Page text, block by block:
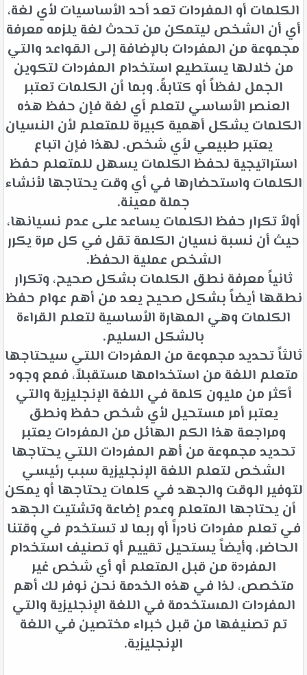
الكلمات أو المفردات تعد أحد الأساسيات لأي لغة،
أي أن الشخص ليتمكن من تحدث لغة يلزمه معرفة
مجموعة من المفردات بالإضافة إلى القواعد والتي
من خلالها يستطيع استخدام المفردات لتكوين
الجمل لفظاً أو كتابةً. وبما أن الكلمات تعتبر
العنصر الأساسي لتعلم أي لغة فإن حفظ هذه
الكلمات يشكل أهمية كبيرة للمتعلم لأن النسيان
يعتبر طبيعي لأي شخص. لهذا فإن اتباع
استراتيجية لحفظ الكلمات يسهل للمتعلم حفظ
الكلمات واستحضارها في أي وقت يحتاجها لأنشاء
جملة معينة.
أولاً تكرار حفظ الكلمات يساعد على عدم نسيانها،
حيث أن نسبة نسيان الكلمة تقل في كل مرة يكرر
الشخص عملية الحفظ.
ثانياً معرفة نطق الكلمات بشكل صحيح، وتكرار
نطقها أيضاً بشكل صحيح يعد من أهم عوام حفظ
الكلمات وهي المهارة الأساسية لتعلم القراءة
بالشكل السليم.
ثالثاً تحديد مجموعة من المفردات اللتي سيحتاجها
متعلم اللغة من استخدامها مستقبلاً، فمع وجود
أكثر من مليون كلمة في اللغة الإنجليزية والتي
يعتبر أمر مستحيل لأي شخص حفظ ونطق
ومراجعة هذا الكم الهائل من المفردات يعتبر
تحديد مجموعة من أهم المفردات اللتي يحتاجها
الشخص لتعلم اللغة الإنجليزية سبب رئيسي
لتوفير الوقت والجهد في كلمات يحتاجها أو يمكن
أن يحتاجها المتعلم وعدم إضاعة وتشتيت الجهد
في تعلم مفردات نادراً أو ربما لا تستخدم في وقتنا
الحاضر، وأيضاً يستحيل تقييم أو تصنيف استخدام
المفردة من قبل المتعلم أو أي شخص غير
متخصص، لذا في هذه الخدمة نحن نوفر لك أهم
المفردات المستخدمة في اللغة الإنجليزية والتي
تم تصنيفها من قبل خبراء مختصين في اللغة
الإنجليزية.